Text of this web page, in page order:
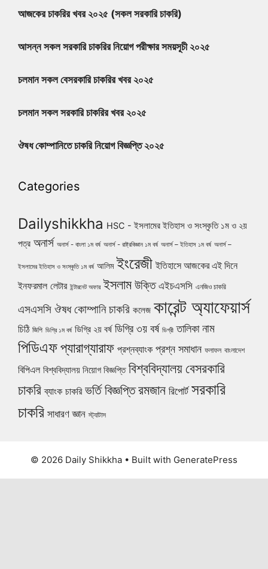
আজকের চাকরির খবর ২০২৫ (সকল সরকারি চাকরি)
আসন্ন সকল সরকারি চাকরির নিয়োগ পরীক্ষার সময়সূচী ২০২৫
চলমান সকল বেসরকারি চাকরির খবর ২০২৫
চলমান সকল সরকারি চাকরির খবর ২০২৫
ঔষধ কোম্পানিতে চাকরি নিয়োগ বিজ্ঞপ্তি ২০২৫
Categories
Dailyshikkha HSC - ইসলামের ইতিহাস ও সংস্কৃতি ১ম ও ২য়
পত্র অনার্স অনার্স - বাংলা ১ম বর্ষ অনার্স - রাষ্ট্রবিজ্ঞান ১ম বর্ষ অনার্স – ইতিহাস ১ম বর্ষ অনার্স –
ইসলামের ইতিহাস ও সংস্কৃতি ১ম বর্ষ আলিম ইংরেজী ইতিহাসে আজকের এই দিনে
ইনফরমাল লেটার ইন্টারনেট অফার ইসলাম উক্তি এইচএসসি এনজিও চাকরি
এসএসসি ঔষধ কোম্পানি চাকরি কলেজ কারেন্ট অ্যাফেয়ার্স
চিঠি জিপি ডিগ্রি ১ম বর্ষ ডিগ্রি ২য় বর্ষ ডিগ্রি ৩য় বর্ষ ডিগ্রী তালিকা নাম
পিডিএফপ্যারাগ্যারাফ প্রশ্নব্যাংক প্রশ্ন সমাধান ফলাফল বাংলাদেশ
বিপিএল বিশ্ববিদ্যালয় নিয়োগ বিজ্ঞপ্তি বিশ্ববিদ্যালয়বেসরকারি
চাকরি ব্যাংক চাকরি ভর্তি বিজ্ঞপ্তিরমজান রিপোর্ট সরকারি
চাকরি সাধারণ জ্ঞান স্ট্যাটাস
© 2026 Daily Shikkha • Built with GeneratePress